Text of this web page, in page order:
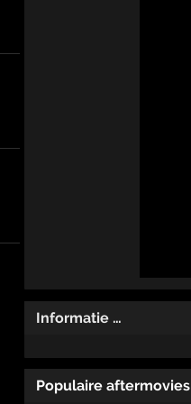
Informatie …
Populaire aftermovies